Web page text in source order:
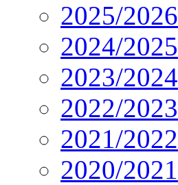
2025/2026
2024/2025
2023/2024
2022/2023
2021/2022
2020/2021